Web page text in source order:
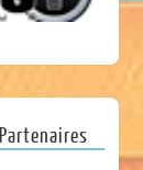
Partenaires